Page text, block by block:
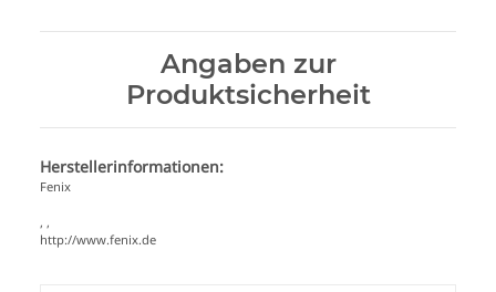
Angaben zur
Produktsicherheit
Herstellerinformationen:
Fenix
, ,
http://www.fenix.de